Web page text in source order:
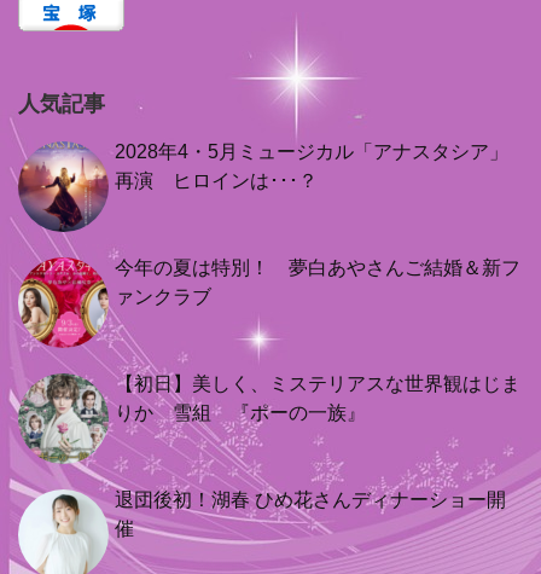
人気記事
2028年4・5月ミュージカル「アナスタシア」
再演 ヒロインは･･･？
今年の夏は特別！ 夢白あやさんご結婚＆新フ
ァンクラブ
【初日】美しく、ミステリアスな世界観はじま
りか 雪組 『ポーの一族』
退団後初！湖春 ひめ花さんディナーショー開
催